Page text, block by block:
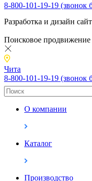
8-800-101-19-19 (звонок
Разработка и дизайн
Поисковое продвижение
Чита
8-800-101-19-19 (звонок
О компании
Каталог
Производство